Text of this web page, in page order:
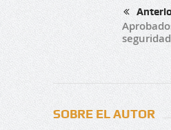
SOBRE EL AUTOR